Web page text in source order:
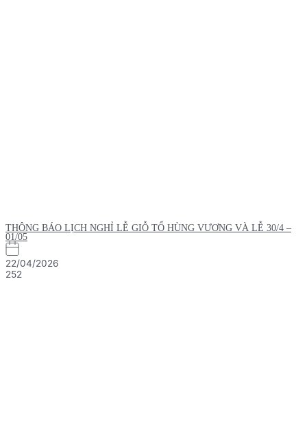
THÔNG BÁO LỊCH NGHỈ LỄ GIỖ TỔ HÙNG VƯƠNG VÀ LỄ 30/4 –
01/05
22/04/2026
252